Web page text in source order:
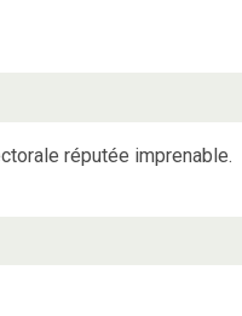
réputée imprenable.